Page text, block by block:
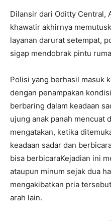
Dilansir dari Oditty Central,
khawatir akhirnya
layanan darurat setempat,
sigap mendobrak pintu
Polisi yang berhasil masuk
dengan penampakan
berbaring dalam keadaan
ujung anak panah mencuat
mengatakan, ketika
keadaan sadar dan
bisa berbicaraKejadian ini
ataupun minum sejak dua
mengakibatkan pria
arah lain.